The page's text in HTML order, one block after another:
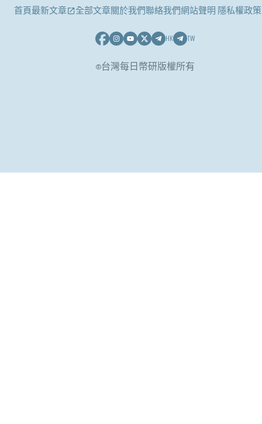
首頁最新文章 全部文章關於我們聯絡我們網站聲明 隱私權政策
HK TW
©台灣每日幣研版權所有